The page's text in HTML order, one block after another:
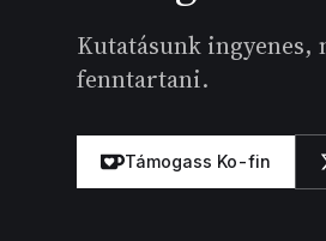
Kutatásunk ingyenes,
fenntartani.
Támogass Ko-fin